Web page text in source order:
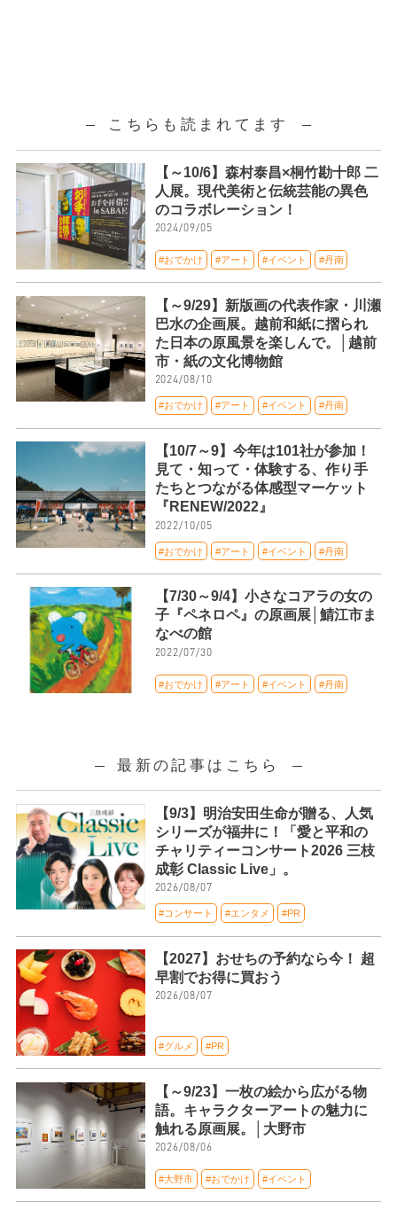
こちらも読まれてます
【～10/6】森村泰昌×桐竹勘十郎 二
人展。現代美術と伝統芸能の異色
のコラボレーション！
2024/09/05
#おでかけ #アート #イベント #丹南
【～9/29】新版画の代表作家・川瀬
巴水の企画展。越前和紙に摺られ
た日本の原風景を楽しんで。│越前
市・紙の文化博物館
2024/08/10
#おでかけ #アート #イベント #丹南
【10/7～9】今年は101社が参加！
見て・知って・体験する、作り手
たちとつながる体感型マーケット
『RENEW/2022』
2022/10/05
#おでかけ #アート #イベント #丹南
【7/30～9/4】小さなコアラの女の
子『ペネロペ』の原画展│鯖江市ま
なべの館
2022/07/30
#おでかけ #アート #イベント #丹南
最新の記事はこちら
【9/3】明治安田生命が贈る、人気
シリーズが福井に！「愛と平和の
チャリティーコンサート2026 三枝
成彰 Classic Live」。
2026/08/07
#コンサート #エンタメ #PR
【2027】おせちの予約なら今！ 超
早割でお得に買おう
2026/08/07
#グルメ #PR
【～9/23】一枚の絵から広がる物
語。キャラクターアートの魅力に
触れる原画展。│大野市
2026/08/06
#大野市 #おでかけ #イベント